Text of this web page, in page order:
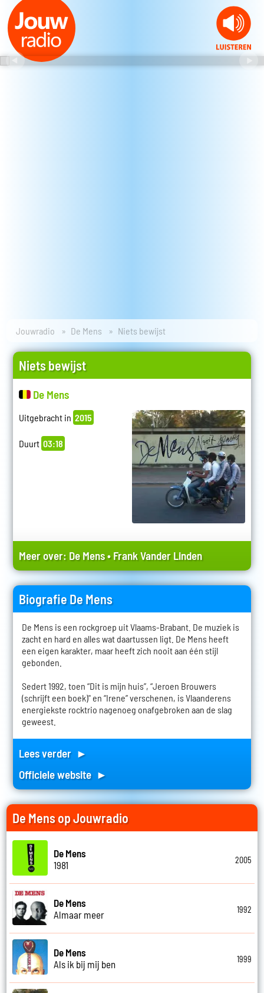
Jouwradio De Mens Niets bewijst
Niets bewijst
De Mens
Uitgebracht in 2015
Duurt 03:18
Meer over: De Mens•Frank Vander Linden
Biografie De Mens
De Mens is een rockgroep uit Vlaams-Brabant. De muziek is
zacht en hard en alles wat daartussen ligt. De Mens heeft
een eigen karakter, maar heeft zich nooit aan één stijl
gebonden.
Sedert 1992, toen “Dit is mijn huis”, “Jeroen Brouwers
(schrijft een boek)" en “Irene” verschenen, is Vlaanderens
energiekste rocktrio nagenoeg onafgebroken aan de slag
geweest.
Lees verder ►
Officiele website ►
De Mens op Jouwradio
De Mens
1981
2005
De Mens
Almaar meer
1992
De Mens
Als ik bij mij ben
1999